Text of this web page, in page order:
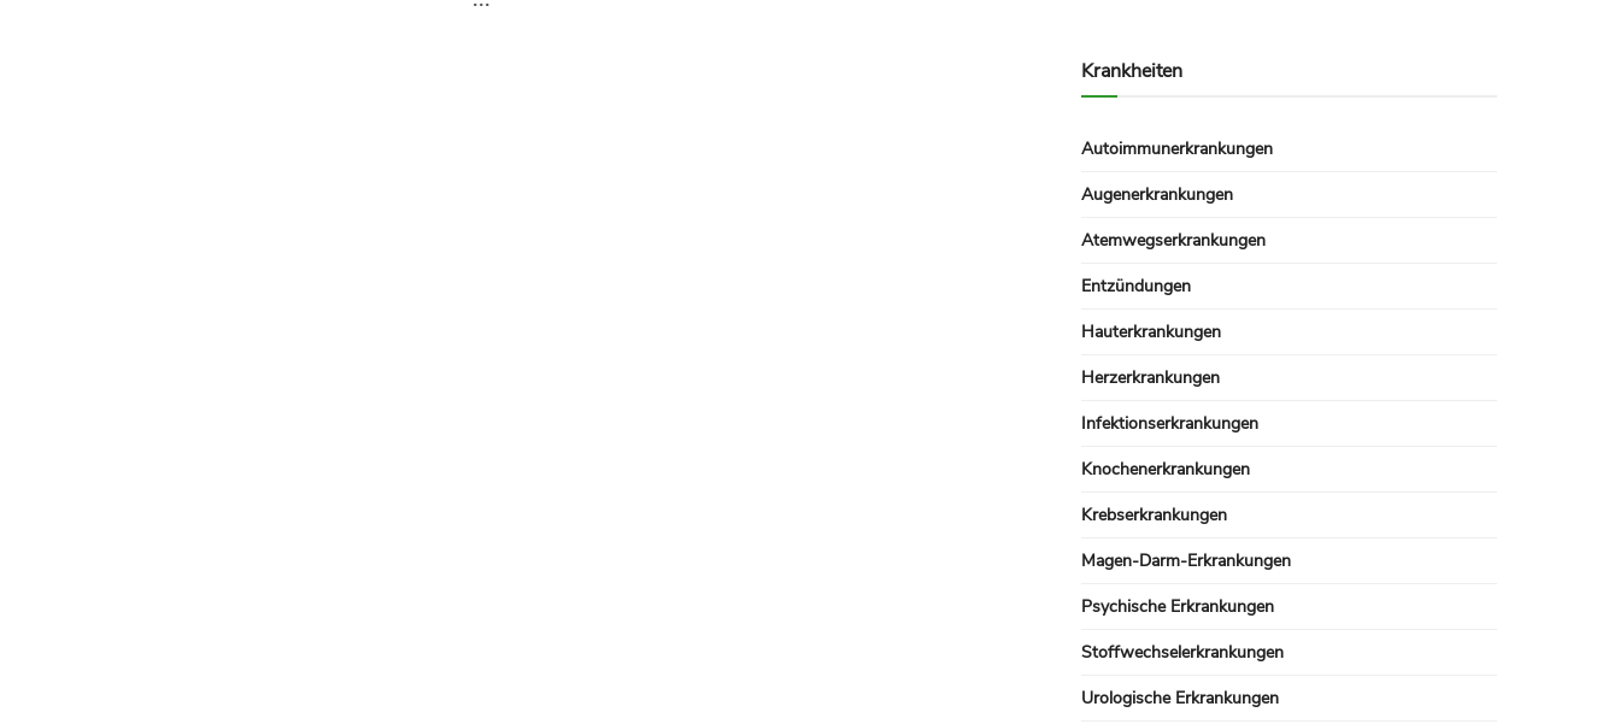
Krankheiten
Autoimmunerkrankungen
Augenerkrankungen
Atemwegserkrankungen
Entzündungen
Hauterkrankungen
Herzerkrankungen
Infektionserkrankungen
Knochenerkrankungen
Krebserkrankungen
Magen-Darm-Erkrankungen
Psychische Erkrankungen
Stoffwechselerkrankungen
Urologische Erkrankungen